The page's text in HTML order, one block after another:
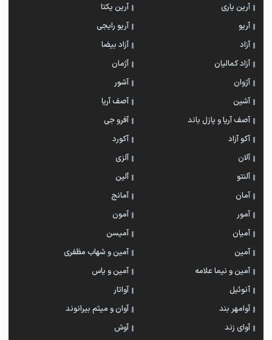
آرین یاری
آرین یکتا
آریو
آریو رایجی
آزاد
آزاد بیضا
آزاد کمالیان
آژمان
آژوان
آشور
آشین
آصف آریا
آصف آریا و پازل باند
آفرو جی
آکو آزاد
آکورد
آلان
آلزی
آلنتو
آلین
آمان
آمانج
آمور
آمون
آمیان
آمیسن
آمین
آمین و شهاب مظفری
آمین و نیما علامه
آمین و یاس
آنوئیل
آواتار
آوامهر بند
آوان و میثم بیرانوند
آوای زند
آوش